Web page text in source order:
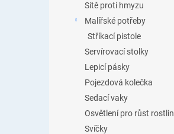
Sítě proti hmyzu
Malířské potřeby
Stříkací pistole
Servírovací stolky
Lepicí pásky
Pojezdová kolečka
Sedací vaky
Osvětlení pro růst rostlin
Svíčky